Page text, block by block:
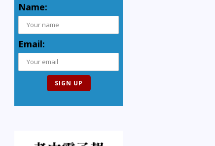
Name:
Email: